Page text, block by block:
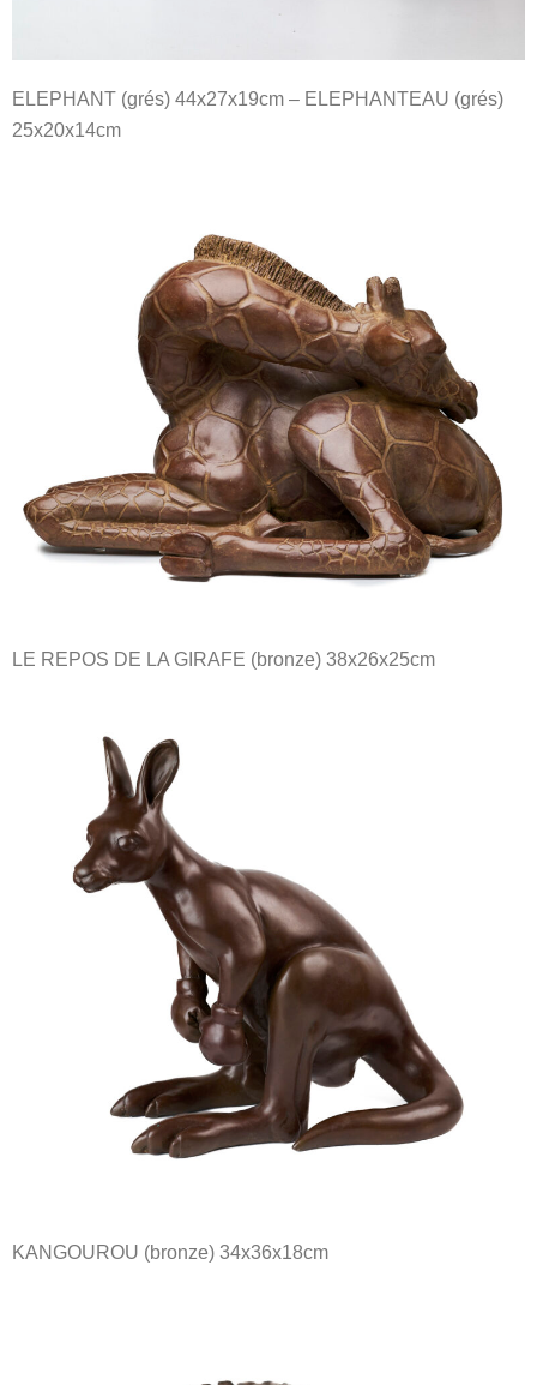
ELEPHANT (grés) 44x27x19cm – ELEPHANTEAU (grés)
25x20x14cm
LE REPOS DE LA GIRAFE (bronze) 38x26x25cm
KANGOUROU (bronze) 34x36x18cm